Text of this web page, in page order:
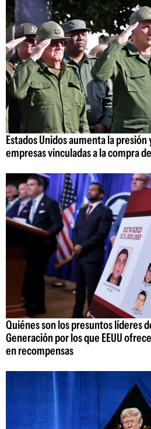
Estados Unidos aumenta la
empresas vinculadas a la compra
Quiénes son los presuntos líderes
Generación por los que EEUU
en recompensas